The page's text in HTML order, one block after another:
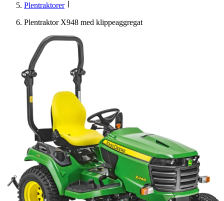
Plentraktorer
Plentraktor X948 med klippeaggregat